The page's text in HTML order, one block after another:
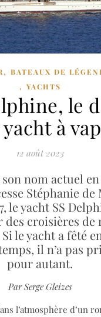
, BATEAUX DE
, YACHTS
le
à
12 août 2023
Stéphanie de
le yacht SS
croisières de
le yacht a fêté
il n’a pas
pour autant.
Par Serge Gleizes
l’atmosphère d’un